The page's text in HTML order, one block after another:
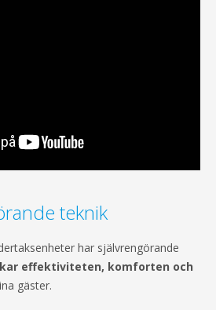
teknik
har självrengörande
effektiviteten, komforten och
gäster.